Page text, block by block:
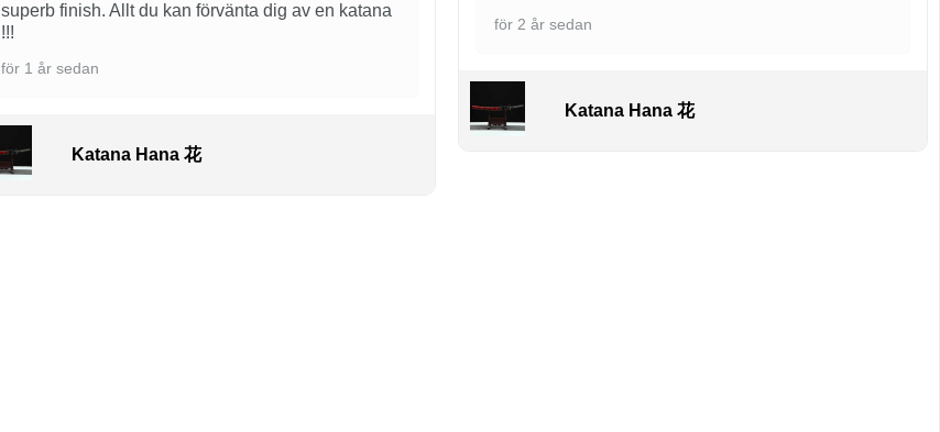
superb finish. Allt du kan förvänta dig av en katana
!!!
för 1 år sedan
Katana Hana 花
för 2 år sedan
Katana Hana 花